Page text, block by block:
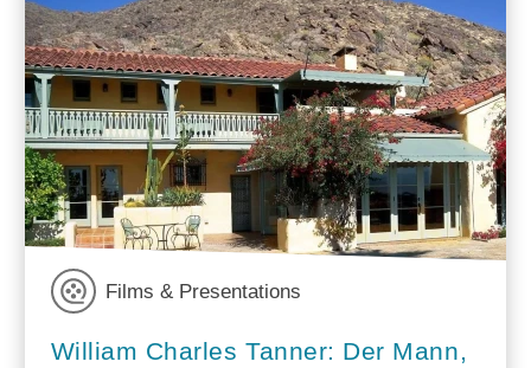
Films & Presentations
William Charles Tanner: Der Mann,